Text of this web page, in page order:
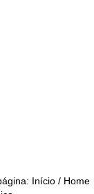
Início / Home